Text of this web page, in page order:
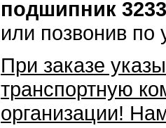
подшипник
или позвонив
При заказе
транспортную
организации!